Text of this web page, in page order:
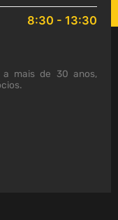
8:30 - 13:30
a mais de 30 anos,